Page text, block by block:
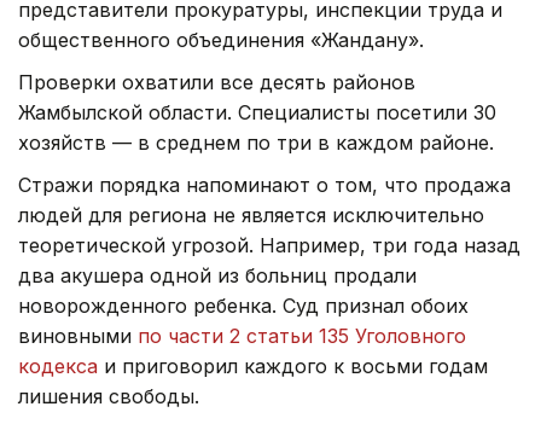
представители прокуратуры, инспекции труда и
общественного объединения «Жандану».
Проверки охватили все десять районов
Жамбылской области. Специалисты посетили 30
хозяйств — в среднем по три в каждом районе.
Стражи порядка напоминают о том, что продажа
людей для региона не является исключительно
теоретической угрозой. Например, три года назад
два акушера одной из больниц продали
новорожденного ребенка. Суд признал обоих
виновными по части 2 статьи 135 Уголовного
кодекса и приговорил каждого к восьми годам
лишения свободы.